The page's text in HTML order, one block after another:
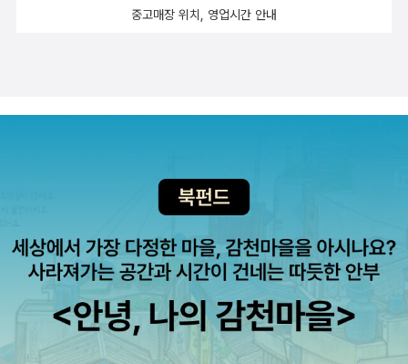
붙었다. 피렌체로 돌아온 갈릴레오는 일생일대의 위대한 작품을 쓰기
덮힌 피렌체 이 책이 출판되자 갈릴레오의 친구들은 경탄을 쏟아 냈
저 『대화』를 읽고 나서 격노한다. 지동설을 하나의 가설로서 다룬다
는 조건으로 책의 출판을 허락했지만, 책의 내용은 아무리 좋게 봐주
더라도 지동설이 실제 사실이라는 점을 너무나 명백하게 주장하고 있
었기 때문이었다. 게다가 교황이 스스로 강조했던 말이 책 속의 등장
인물인 머리 나쁜 심플리치오의 입을 통해 버젓이 발설된 점을 특히
괘씸하게 생각했다. 그건 마치 교황 자신을 천동설을 믿는 어리석은
심플리치오에 직접 빗댄 거나 다름없었기 때문이었다. '누구든 자신
로운 두 과학》 (사이언스북스, 2016) 갈릴레오의 《새로운 두 과학》
색만 하면 이론에 대한 설명이 다 나오는 시대에 케케묵은 고전 이론
학 이론까지 나온다. 사실 과학 비전공 독자가 읽기엔 버겁다. 이해하
기 힘든 내용은 넘어가면 된다. 하지만 이 책의 ‘첫째 날 토론’과 ‘셋째
날 토론’은 읽어볼 가치가 있다. 아리스토텔레스의 낙하 운동 이론을
반박하고, 진공과 중력의 존재를 주장한 내용이 있는 중요한 장이다.
뉴턴은 만유인력의 법칙을 적용하여 두 물체가 서로 끌어당기는 중
리 헵번이 점프하며 웃는 모습을 볼 수 있다는 것만으로도 소장할 만
철학, 한국 현대철학에 이어서 다섯번째로 나온 책인데, 개인적으로
적 전환, 둘째, 현대 신유학의 등장, 셋째, 사회주의의 도입과 발전으
로 정리한다. 그리고 각 흐름을 대표하는 사상가 열두 명을 선별해, 격
변하는 중국에서 그들이 어떤 사유를 발전시켜 나갔는지 핵심적인 개
념과 문헌을 발췌하며 주요 사상을 설명한다.' 이전에 이 주제를 다룬
책으론 조경란 교수의 <20세기 중국 지식의 탄생>(책세상, 2015),
<현대 중국 지식인 지도>(글항아리, 2013) 등이 있었다. 개별 사상
가로 넘어가기 전에 전체적인 조감도를 그리는 데 유용해 보인다. 세
문장이라고 해도 오늘날의 음란 소설에서 발견되는 것보다 한결 순화
있습니다.' 이 책은 천재가 번득이는 수사적 작품이고 1632년 못지않
게 오늘날에도 설득력이 높다. 어떻게 이런 저서를 읽고서 납득하지
않을 수 있겠는가?그러나 로마의 교회 당국은 납득하지 않았다. 수사
학은 도그마(교리) 앞에서 아무런 위력도 발휘하지 못했다. 갈릴레오
는 종교재판에 소환되었고 그의 이론은 취소하기를 강요당했다. 나이
가 든 데다 피곤하고 병이 든 그는 달리 선택할 수가 없었다. 그는 그
후에 평생을 피렌체의 집에서 가택 연금의 상태로 살았다. 비록 종교
재판에 의해 분서형을 당했지만 그의 『2대 세계 체계에 관한 대화』는
중고매장 위치, 영업시간 안내